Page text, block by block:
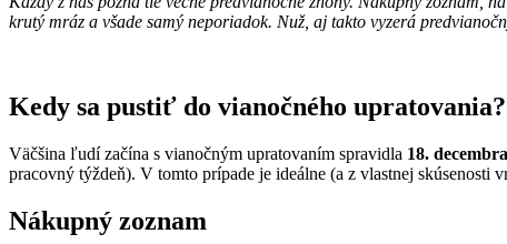
krutý mráz a všade samý neporiadok. Nuž, aj takto vyzerá
Kedy sa pustiť do vianočného upratovania?
Väčšina ľudí začína s vianočným upratovaním spravidla 18. decembra
pracovný týždeň). V tomto prípade je ideálne (a z vlastnej
Nákupný zoznam